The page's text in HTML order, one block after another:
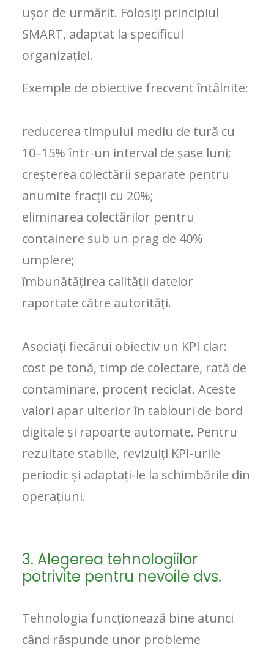
ușor de urmărit. Folosiți principiul
SMART, adaptat la specificul
organizației.
Exemple de obiective frecvent întâlnite:
reducerea timpului mediu de tură cu
10–15% într-un interval de șase luni;
creșterea colectării separate pentru
anumite fracții cu 20%;
eliminarea colectărilor pentru
containere sub un prag de 40%
umplere;
îmbunătățirea calității datelor
raportate către autorități.
Asociați fiecărui obiectiv un KPI clar:
cost pe tonă, timp de colectare, rată de
contaminare, procent reciclat. Aceste
valori apar ulterior în tablouri de bord
digitale și rapoarte automate. Pentru
rezultate stabile, revizuiți KPI-urile
periodic și adaptați-le la schimbările din
operațiuni.
3. Alegerea tehnologiilor
potrivite pentru nevoile dvs.
Tehnologia funcționează bine atunci
când răspunde unor probleme